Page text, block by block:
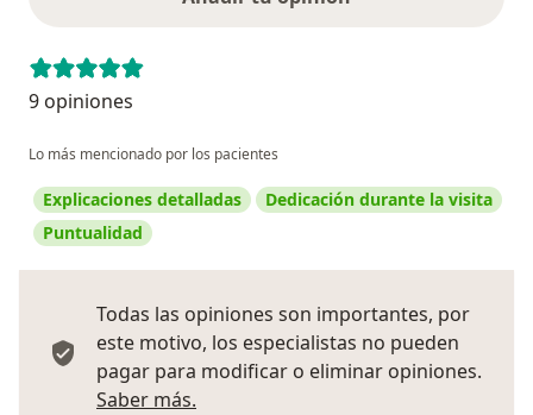
9 opiniones
Lo más mencionado por los pacientes
Explicaciones detalladas
Dedicación durante la visita
Puntualidad
Todas las opiniones son importantes, por
este motivo, los especialistas no pueden
pagar para modificar o eliminar opiniones.
Saber más.